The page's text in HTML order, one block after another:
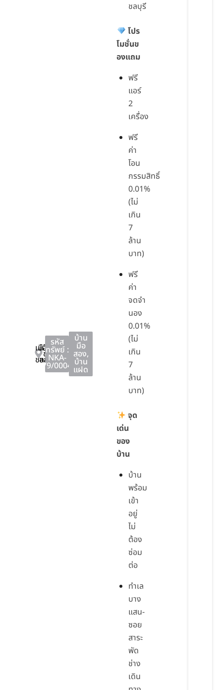
เมือง
ชลบุรี
เมือง
ชลบุรี
ชลบุรี
รหัส
ทรัพย์ :
NKA-
79/0004
บ้าน
มือ
สอง,
บ้าน
แฝด
ชลบุรี
โปร
โมชั่นข
องแถม
ฟรี
แอร์
2
เครื่อง
ฟรี
ค่า
โอน
กรรมสิทธิ์
0.01%
(ไม่
เกิน
7
ล้าน
บาท)
ฟรี
ค่า
จดจำ
นอง
0.01%
(ไม่
เกิน
7
ล้าน
บาท)
จุด
เด่น
ของ
บ้าน
บ้าน
พร้อม
เข้า
อยู่
ไม่
ต้อง
ซ่อม
ต่อ
ทำเล
บาง
แสน-
ซอย
สาระ
พัด
ช่าง
เดิน